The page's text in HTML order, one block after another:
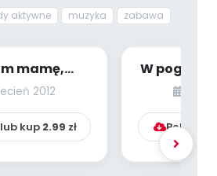
aktywne muzyka zabawa
mamę,
tatę (…) –
li...
2012
kup 2.99 zł
W pogoni
- czas
Pobierz